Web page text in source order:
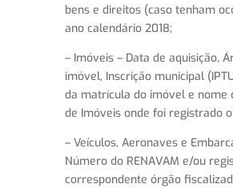
bens e direitos (caso tenham
ano calendário 2018;
– Imóveis – Data de aquisição,
imóvel, Inscrição municipal
da matrícula do imóvel e nome
de Imóveis onde foi registrado
– Veículos, Aeronaves e
Número do RENAVAM e/ou
correspondente órgão